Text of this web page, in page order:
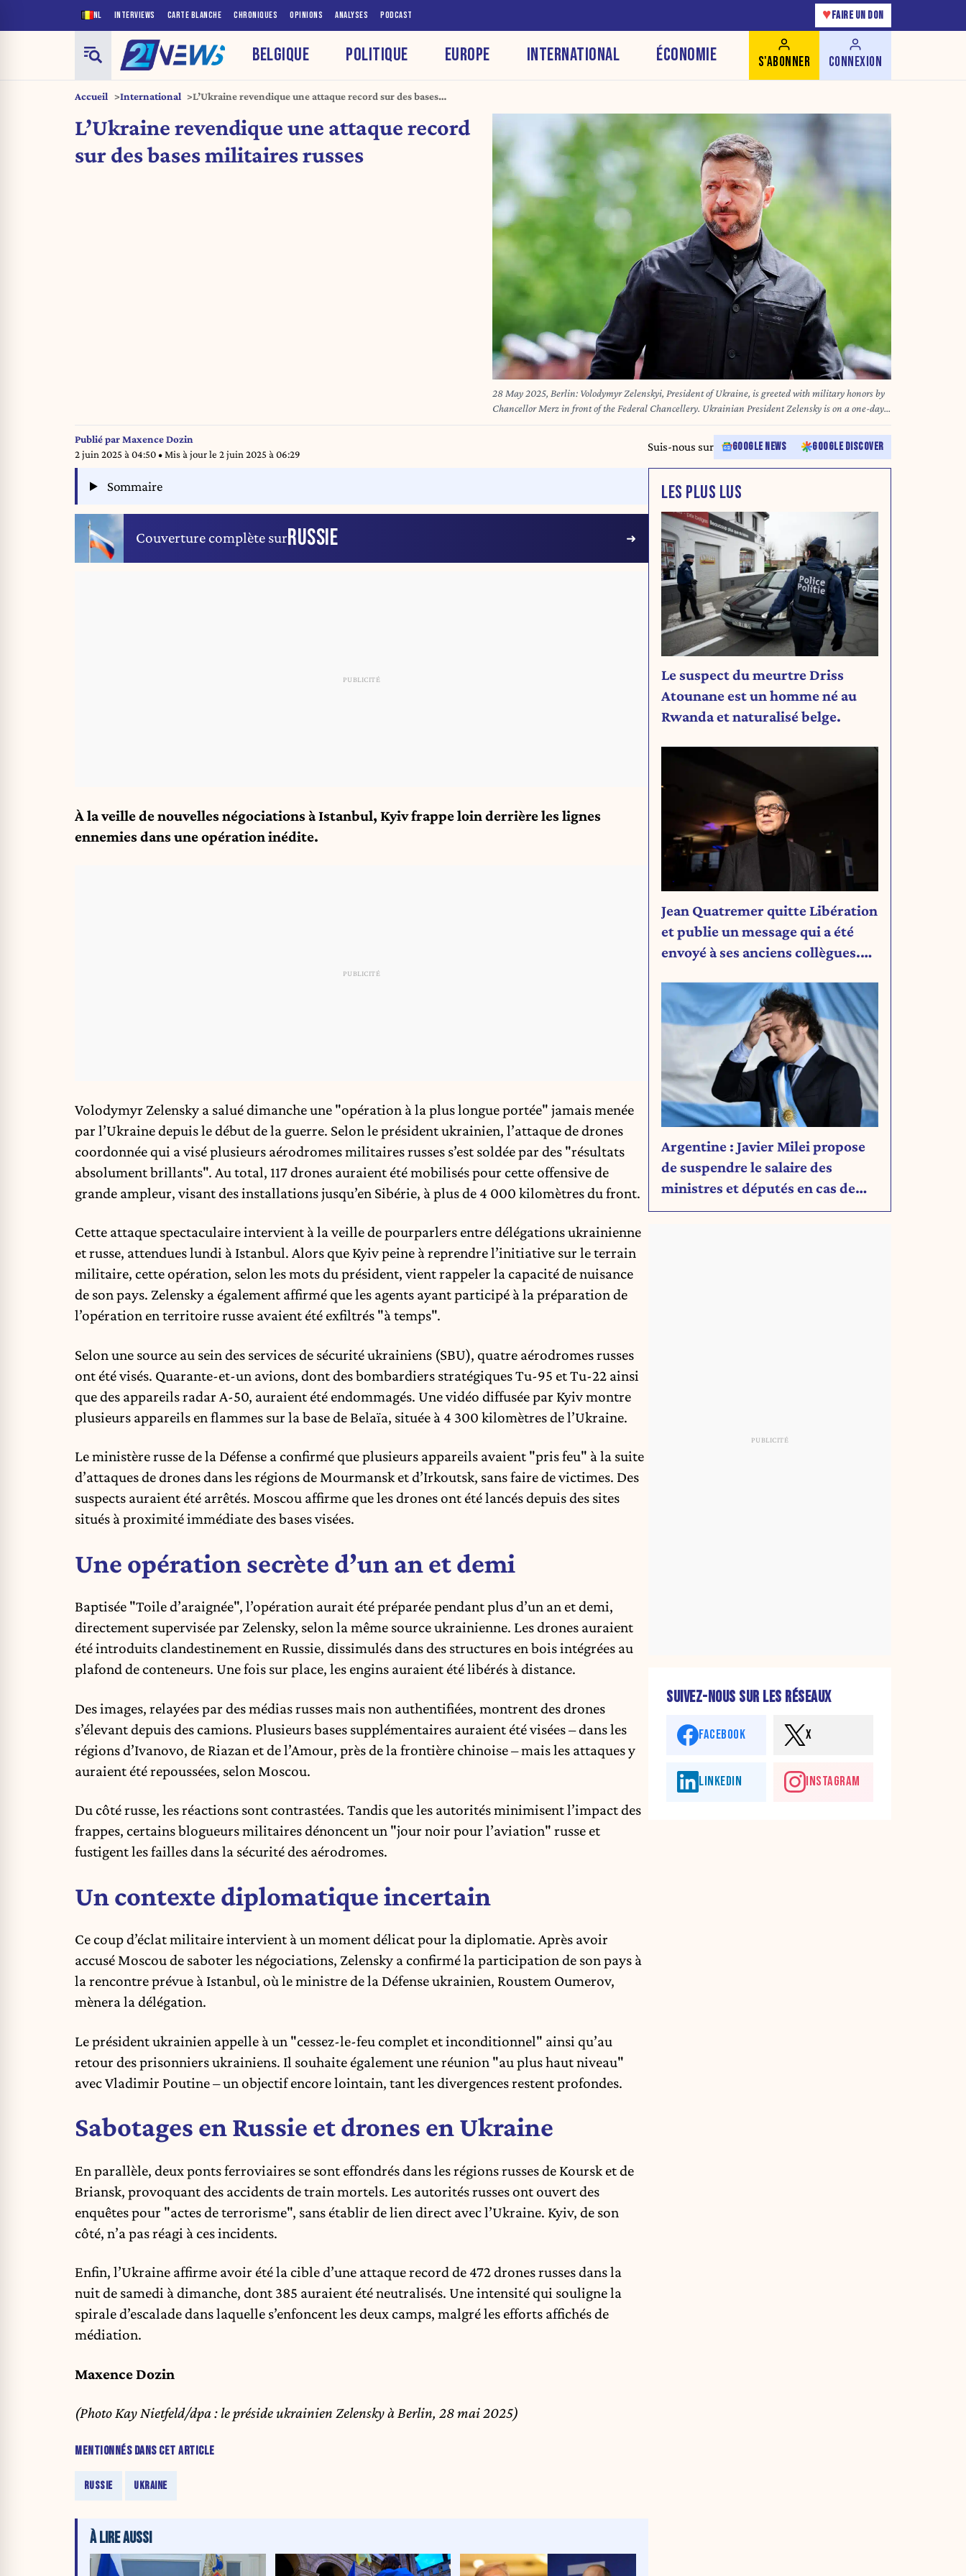
NL INTERVIEWS CARTE BLANCHE CHRONIQUES OPINIONS ANALYSES PODCAST ♥ FAIRE UN DON
BELGIQUE POLITIQUE EUROPE INTERNATIONAL ÉCONOMIE S'ABONNER CONNEXION
Accueil International
L’Ukraine revendique une attaque record sur des bases
L’Ukraine revendique une attaque record
sur des bases militaires russes
28 May 2025, Berlin: Volodymyr Zelenskyi, President of Ukraine, is greeted with military honors by
Chancellor Merz in front of the Federal Chancellery. Ukrainian President Zelensky is on a one-day
visit to the German capital. Photo: Kay Nietfeld/dpa
Publié parMaxence Dozin
2 juin 2025 à 04:50• Mis à jour le 2 juin 2025 à 06:29
Suis-nous sur GOOGLE NEWS GOOGLE DISCOVER
Sommaire
Couverture complète surRUSSIE
À la veille de nouvelles négociations à Istanbul, Kyiv frappe loin derrière les lignes
ennemies dans une opération inédite.
Volodymyr Zelensky a salué dimanche une "opération à la plus longue portée" jamais menée
par l’Ukraine depuis le début de la guerre. Selon le président ukrainien, l’attaque de drones
coordonnée qui a visé plusieurs aérodromes militaires russes s’est soldée par des "résultats
absolument brillants". Au total, 117 drones auraient été mobilisés pour cette offensive de
grande ampleur, visant des installations jusqu’en Sibérie, à plus de 4 000 kilomètres du front.
Cette attaque spectaculaire intervient à la veille de pourparlers entre délégations ukrainienne
et russe, attendues lundi à Istanbul. Alors que Kyiv peine à reprendre l’initiative sur le terrain
militaire, cette opération, selon les mots du président, vient rappeler la capacité de nuisance
de son pays. Zelensky a également affirmé que les agents ayant participé à la préparation de
l’opération en territoire russe avaient été exfiltrés "à temps".
Selon une source au sein des services de sécurité ukrainiens (SBU), quatre aérodromes russes
ont été visés. Quarante-et-un avions, dont des bombardiers stratégiques Tu-95 et Tu-22 ainsi
que des appareils radar A-50, auraient été endommagés. Une vidéo diffusée par Kyiv montre
plusieurs appareils en flammes sur la base de Belaïa, située à 4 300 kilomètres de l’Ukraine.
Le ministère russe de la Défense a confirmé que plusieurs appareils avaient "pris feu" à la suite
d’attaques de drones dans les régions de Mourmansk et d’Irkoutsk, sans faire de victimes. Des
suspects auraient été arrêtés. Moscou affirme que les drones ont été lancés depuis des sites
situés à proximité immédiate des bases visées.
Une opération secrète d’un an et demi
Baptisée "Toile d’araignée", l’opération aurait été préparée pendant plus d’un an et demi,
directement supervisée par Zelensky, selon la même source ukrainienne. Les drones auraient
été introduits clandestinement en Russie, dissimulés dans des structures en bois intégrées au
plafond de conteneurs. Une fois sur place, les engins auraient été libérés à distance.
Des images, relayées par des médias russes mais non authentifiées, montrent des drones
s’élevant depuis des camions. Plusieurs bases supplémentaires auraient été visées – dans les
régions d’Ivanovo, de Riazan et de l’Amour, près de la frontière chinoise – mais les attaques y
auraient été repoussées, selon Moscou.
Du côté russe, les réactions sont contrastées. Tandis que les autorités minimisent l’impact des
frappes, certains blogueurs militaires dénoncent un "jour noir pour l’aviation" russe et
fustigent les failles dans la sécurité des aérodromes.
Un contexte diplomatique incertain
Ce coup d’éclat militaire intervient à un moment délicat pour la diplomatie. Après avoir
accusé Moscou de saboter les négociations, Zelensky a confirmé la participation de son pays à
la rencontre prévue à Istanbul, où le ministre de la Défense ukrainien, Roustem Oumerov,
mènera la délégation.
Le président ukrainien appelle à un "cessez-le-feu complet et inconditionnel" ainsi qu’au
retour des prisonniers ukrainiens. Il souhaite également une réunion "au plus haut niveau"
avec Vladimir Poutine – un objectif encore lointain, tant les divergences restent profondes.
Sabotages en Russie et drones en Ukraine
En parallèle, deux ponts ferroviaires se sont effondrés dans les régions russes de Koursk et de
Briansk, provoquant des accidents de train mortels. Les autorités russes ont ouvert des
enquêtes pour "actes de terrorisme", sans établir de lien direct avec l’Ukraine. Kyiv, de son
côté, n’a pas réagi à ces incidents.
Enfin, l’Ukraine affirme avoir été la cible d’une attaque record de 472 drones russes dans la
nuit de samedi à dimanche, dont 385 auraient été neutralisés. Une intensité qui souligne la
spirale d’escalade dans laquelle s’enfoncent les deux camps, malgré les efforts affichés de
médiation.
Maxence Dozin
(Photo Kay Nietfeld/dpa : le préside ukrainien Zelensky à Berlin, 28 mai 2025)
MENTIONNÉS DANS CET ARTICLE
RUSSIE UKRAINE
À LIRE AUSSI
LES PLUS LUS
Le suspect du meurtre Driss
Atounane est un homme né au
Rwanda et naturalisé belge.
Jean Quatremer quitte Libération
et publie un message qui a été
envoyé à ses anciens collègues.
Argentine : Javier Milei propose
de suspendre le salaire des
ministres et députés en cas de
déficit budgétaire
SUIVEZ-NOUS SUR LES RÉSEAUX
FACEBOOK X
LINKEDIN INSTAGRAM